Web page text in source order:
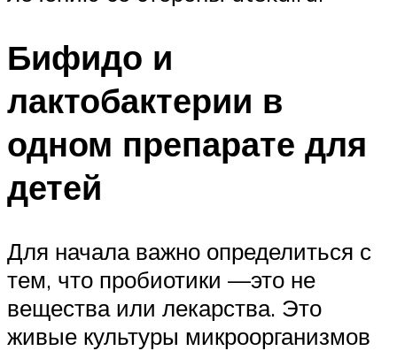
Бифидо и
лактобактерии в
одном препарате для
детей
Для начала важно определиться с
тем, что пробиотики —это не
вещества или лекарства. Это
живые культуры микроорганизмов